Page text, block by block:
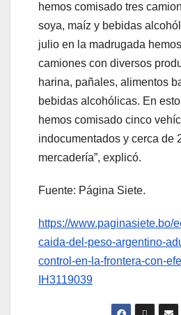
hemos comisado tres
soya, maíz y bebidas
julio en la madrugada
camiones con diversos
harina, pañales, alimentos
bebidas alcohólicas. En
hemos comisado cinco
indocumentados y cerca de
mercadería”, explicó.
Fuente: Página Siete.
https://www.paginasiete.bo/
caida-del-peso-argentino-
control-en-la-frontera-con-
IH3119039